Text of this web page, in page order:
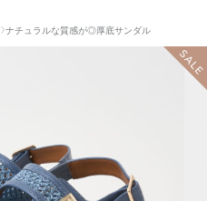
ナチュラルな質感が◎厚底サンダル